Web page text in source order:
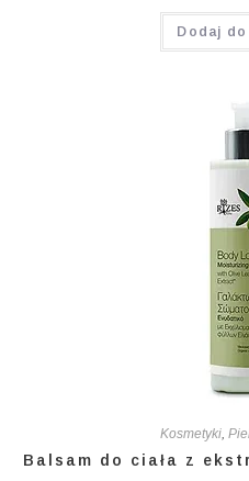
5.00
Dodaj
Kosmetyki,
Balsam do ciała z